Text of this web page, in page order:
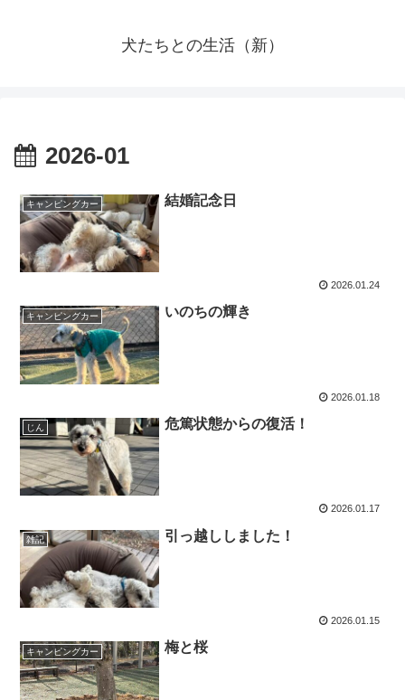
犬たちとの生活（新）
2026-01
キャンピングカー 結婚記念日
2026.01.24
キャンピングカー いのちの輝き
2026.01.18
じん 危篤状態からの復活！
2026.01.17
雑記 引っ越ししました！
2026.01.15
キャンピングカー 梅と桜